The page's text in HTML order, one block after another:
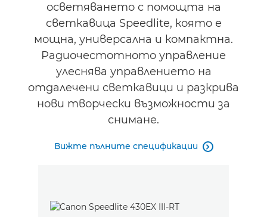
осветяването с помощта на
светкавица Speedlite, която е
мощна, универсална и компактна.
Радиочестотното управление
улеснява управлението на
отдалечени светкавици и разкрива
нови творчески възможности за
снимане.
Вижте пълните спецификации 